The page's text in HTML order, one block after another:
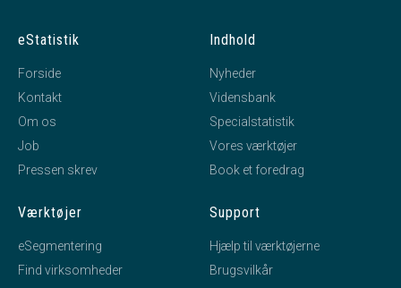
eStatistik
Forside
Kontakt
Om os
Job
Pressen skrev
Indhold
Nyheder
Vidensbank
Specialstatistik
Vores værktøjer
Book et foredrag
Værktøjer
eSegmentering
Find virksomheder
Support
Hjælp til værktøjerne
Brugsvilkår